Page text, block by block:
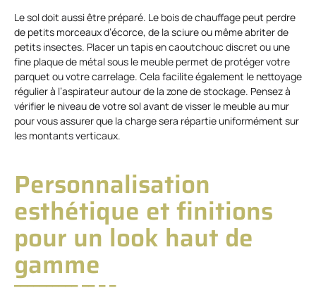
Le sol doit aussi être préparé. Le bois de chauffage peut perdre
de petits morceaux d’écorce, de la sciure ou même abriter de
petits insectes. Placer un tapis en caoutchouc discret ou une
fine plaque de métal sous le meuble permet de protéger votre
parquet ou votre carrelage. Cela facilite également le nettoyage
régulier à l’aspirateur autour de la zone de stockage. Pensez à
vérifier le niveau de votre sol avant de visser le meuble au mur
pour vous assurer que la charge sera répartie uniformément sur
les montants verticaux.
Personnalisation
esthétique et finitions
pour un look haut de
gamme